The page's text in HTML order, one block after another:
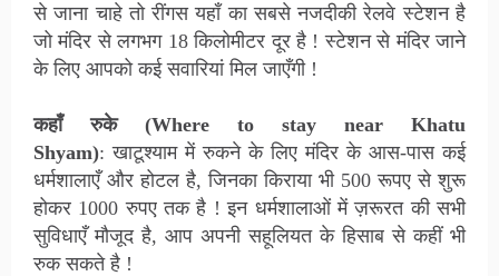
से जाना चाहे तो रींगस यहाँ का सबसे नजदीकी रेलवे स्टेशन है
जो मंदिर से लगभग 18 किलोमीटर दूर है ! स्टेशन से मंदिर जाने
के लिए आपको कई सवारियां मिल जाएँगी !
कहाँ रुके (Where to stay near Khatu
Shyam):खाटूश्याममें रुकने के लिए मंदिर के आस-पास कई
धर्मशालाएँ और होटल है, जिनका किराया भी 500 रूपए से शुरू
होकर 1000 रुपए तक है ! इन धर्मशालाओं में ज़रूरत की सभी
सुविधाएँ मौजूद है, आप अपनी सहूलियत के हिसाब से कहीं भी
रुक सकते है !